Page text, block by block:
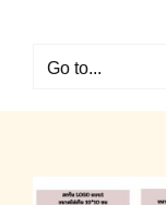
contentGo to...